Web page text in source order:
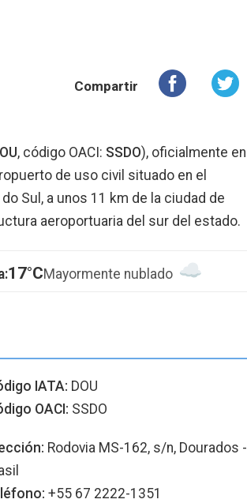
Compartir
, código OACI: SSDO), oficialmente en
de uso civil situado en el
Sul, a unos 11 km de la ciudad de
aeroportuaria del sur del estado.
17°CMayormente nublado
IATA: DOU
OACI: SSDO
Rodovia MS-162, s/n, Dourados -
+55 67 2222-1351